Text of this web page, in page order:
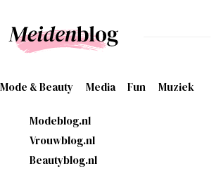
Mode & Beauty Media Fun Muziek
Modeblog.nl
Vrouwblog.nl
Beautyblog.nl